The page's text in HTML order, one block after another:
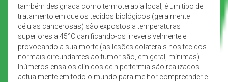
também designada como termoterapia local, é um tipo de
tratamento em que os tecidos biológicos (geralmente
células cancerosas) são expostos a temperaturas
superiores a 45°C danificando-os irreversivelmente e
provocando a sua morte (as lesões colaterais nos tecidos
normais circundantes ao tumor são, em geral, mínimas).
Inúmeros ensaios clínicos de hipertermia são realizados
actualmente em todo o mundo para melhor compreender e